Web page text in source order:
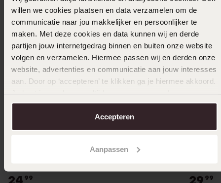
willen we cookies plaatsen en data verzamelen om de
communicatie naar jou makkelijker en persoonlijker te
maken. Met deze cookies en data kunnen wij en derde
partijen jouw internetgedrag binnen en buiten onze website
volgen en verzamelen. Hiermee passen wij en derden onze
website, advertenties en communicatie aan jouw interesses
aan. Door op ‘accepteren’ te klikken ga je hiermee akkoord.
over in onscookiebeleid.
Accepteren
Aanpassen
Gerecycled zilveren ketting met venetiaanse
24 99
Duurzamer
29 99